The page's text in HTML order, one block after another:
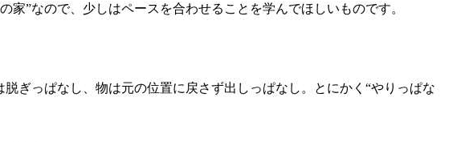
家”なので、少しはペースを合わせることを学んでほしいものです。
ぎっぱなし、物は元の位置に戻さず出しっぱなし。とにかく“やりっぱな